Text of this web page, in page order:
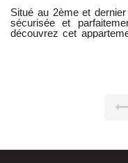
Situé au 2ème et
sécurisée et
découvrez cet
sécurisé situé à
exposé sont